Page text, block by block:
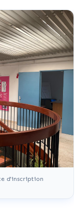
d'inscription